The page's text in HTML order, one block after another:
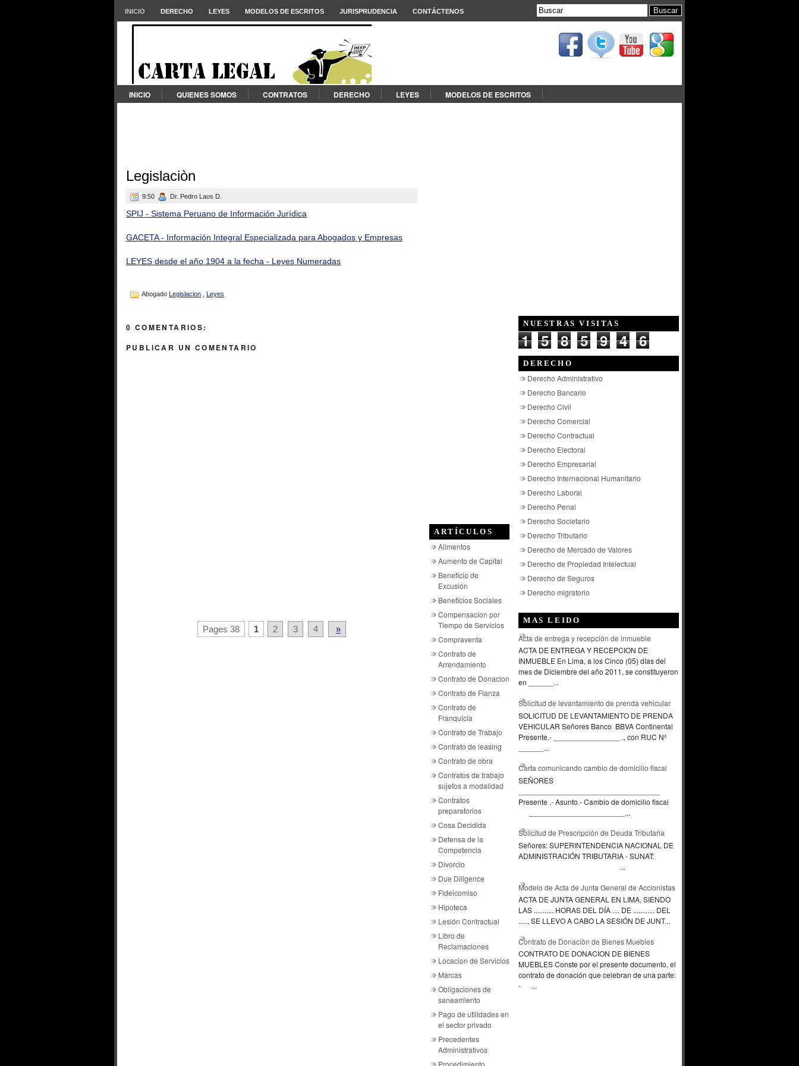
INICIO DERECHO LEYES MODELOS DE ESCRITOS JURISPRUDENCIA CONTÁCTENOS
INICIO QUIENES SOMOS CONTRATOS DERECHO LEYES MODELOS DE ESCRITOS
Legislaciòn
9:50 Dr. Pedro Laos D.
SPIJ - Sistema Peruano de Información Jurídica
GACETA - Información Integral Especializada para Abogados y Empresas
LEYES desde el año 1904 a la fecha - Leyes Numeradas
Abogado Legislacion Leyes
0 COMENTARIOS:
PUBLICAR UN COMENTARIO
Pages 38 1 2 3 4 »
ARTÍCULOS
Alimentos
Aumento de Capital
Beneficio de
Excusión
Beneficios Sociales
Compensacion por
Tiempo de Servicios
Compraventa
Contrato de
Arrendamiento
Contrato de Donacion
Contrato de Fianza
Contrato de
Franquicia
Contrato de Trabajo
Contrato de leasing
Contrato de obra
Contratos de trabajo
sujetos a modalidad
Contratos
preparatorios
Cosa Decidida
Defensa de la
Competencia
Divorcio
Due Diligence
Fideicomiso
Hipoteca
Lesión Contractual
Libro de
Reclamaciones
Locacion de Servicios
Marcas
Obligaciones de
saneamiento
Pago de utilidades en
el sector privado
Precedentes
Administrativos
NUESTRAS VISITAS
1 5 8 5 9 4 6
DERECHO
Derecho Administrativo
Derecho Bancario
Derecho Civil
Derecho Comercial
Derecho Contractual
Derecho Electoral
Derecho Empresarial
Derecho Internacional Humanitario
Derecho Laboral
Derecho Penal
Derecho Societario
Derecho Tributario
Derecho de Mercado de Valores
Derecho de Propiedad Intelectual
Derecho de Seguros
Derecho migratorio
MAS LEIDO
Acta de entrega y recepción de inmueble
ACTA DE ENTREGA Y RECEPCION DE
INMUEBLE En Lima, a los Cinco (05) días del
mes de Diciembre del año 2011, se constituyeron
en ______...
Solicitud de levantamiento de prenda vehicular
SOLICITUD DE LEVANTAMIENTO DE PRENDA
VEHICULAR Señores Banco BBVA Continental
Presente.- ________________ ., con RUC Nº
______...
Carta comunicando cambio de domicilio fiscal
SEÑORES
Presente .- Asunto.- Cambio de domicilio fiscal
_______________________...
Solicitud de Prescripción de Deuda Tributaria
Señores: SUPERINTENDENCIA NACIONAL DE
ADMINISTRACIÓN TRIBUTARIA - SUNAT:
...
Modelo de Acta de Junta General de Accionistas
ACTA DE JUNTA GENERAL EN LIMA, SIENDO
LAS ........... HORAS DEL DÍA .... DE ............ DEL
....., SE LLEVO A CABO LA SESIÓN DE JUNT...
Contrato de Donaciòn de Bienes Muebles
CONTRATO DE DONACION DE BIENES
MUEBLES Conste por el presente documento, el
contrato de donación que celebran de una parte:
- ...